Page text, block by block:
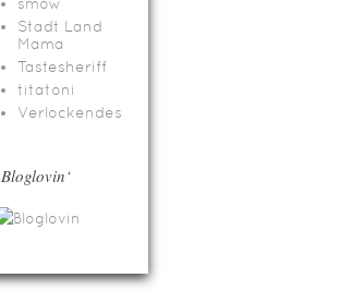
Stadt Land
Mama
Tastesheriff
titatoni
Verlockendes
Bloglovin‘